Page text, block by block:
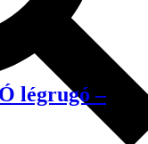
légrugó –